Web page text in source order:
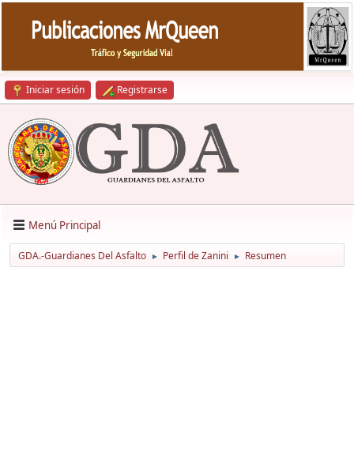
Iniciar sesión Registrarse
Menú Principal
GDA.-Guardianes Del Asfalto ► Perfil de Zanini ► Resumen